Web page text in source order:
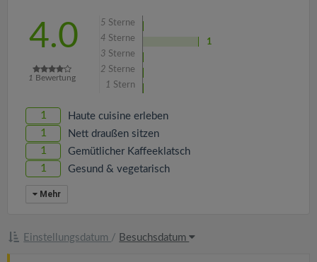
4.0
1 Bewertung
5 Sterne
4 Sterne
1
3 Sterne
2 Sterne
1 Stern
1 Haute cuisine erleben
1 Nett draußen sitzen
1 Gemütlicher Kaffeeklatsch
1 Gesund & vegetarisch
Mehr
Einstellungsdatum / Besuchsdatum